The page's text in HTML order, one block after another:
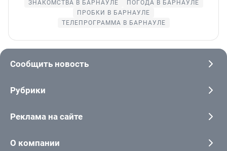
ЗНАКОМСТВА В БАРНАУЛЕ
ПОГОДА В БАРНАУЛЕ
ПРОБКИ В БАРНАУЛЕ
ТЕЛЕПРОГРАММА В БАРНАУЛЕ
Сообщить новость
Рубрики
Реклама на сайте
О компании